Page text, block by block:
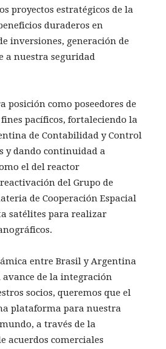
proyectos estratégicos de la
duraderos en
inversiones, generación de
a nuestra seguridad
posición como poseedores de
pacíficos, fortaleciendo la
de Contabilidad y Control
y dando continuidad a
el del reactor
del Grupo de
de Cooperación Espacial
satélites para realizar
entre Brasil y Argentina
de la integración
socios, queremos que el
plataforma para nuestra
a través de la
acuerdos comerciales